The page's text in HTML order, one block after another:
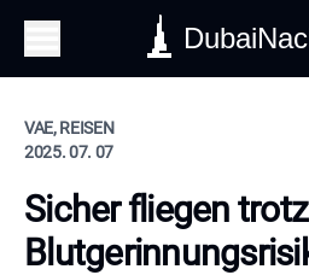
VAE, REISEN
2025. 07. 07
Sicher fliegen trotz